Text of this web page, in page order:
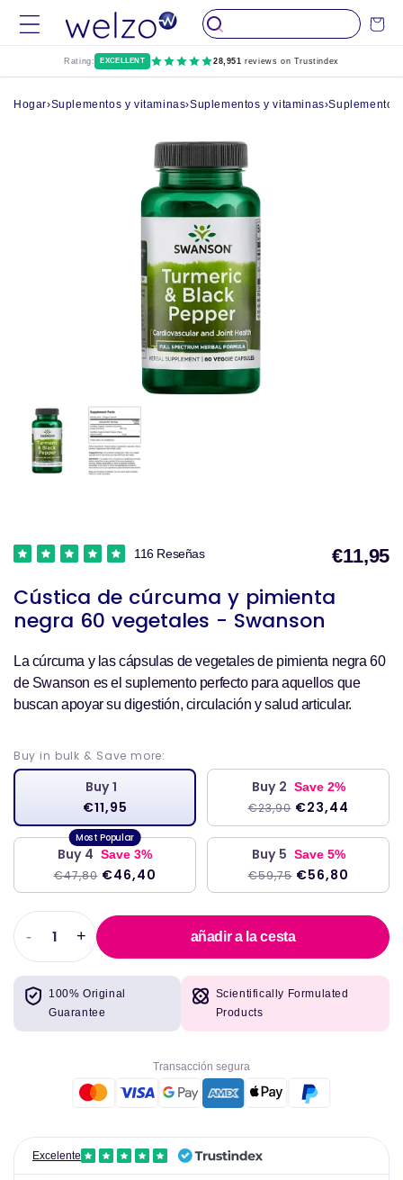
Saltar al
contenido
Carro
Rating: EXCELLENT 28,951 reviews on Trustindex
Hogar›Suplementos y vitaminas›Suplementos y vitaminas›
Cústica de cúrcuma y pimienta
negra 60 vegetales - Swanson
116 Reseñas €11,95
La cúrcuma y las cápsulas de vegetales de pimienta negra 60
de Swanson es el suplemento perfecto para aquellos que
buscan apoyar su digestión, circulación y salud articular.
Buy in bulk & Save more:
Buy 1
€11,95
Buy 2 Save 2%
€23,90 €23,44
Buy 4 Save 3%
€47,80 €46,40
Buy 5 Save 5%
€59,75 €56,80
Disminuir
la
cantidad
para
Cústica
pimienta
vegetales
-
Aumentar
para
Cústica
pimienta
vegetales
+ añadir a la cesta
100% Original
Guarantee
Scientifically Formulated
Products
Transacción segura
Excelente